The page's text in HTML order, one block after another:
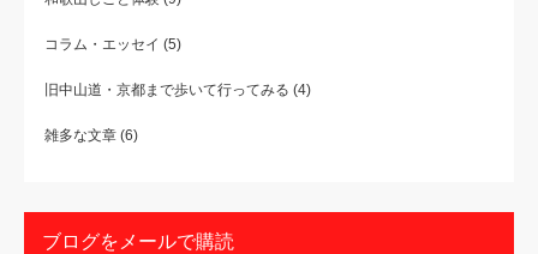
コラム・エッセイ (5)
旧中山道・京都まで歩いて行ってみる (4)
雑多な文章 (6)
ブログをメールで購読